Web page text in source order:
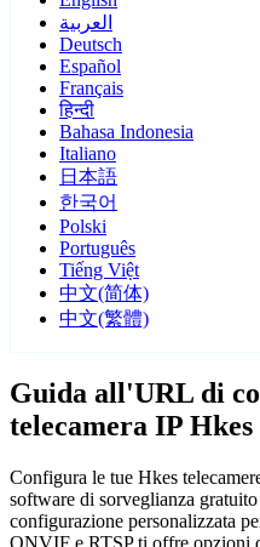
العربية
Deutsch
Español
Français
हिन्दी
Bahasa Indonesia
Italiano
日本語
한국어
Polski
Português
Tiếng Việt
中文(简体)
中文(繁體)
Guida all'URL di
telecamera IP Hkes
Configura le tue Hkes
software di sorveglianza
configurazione personalizzata